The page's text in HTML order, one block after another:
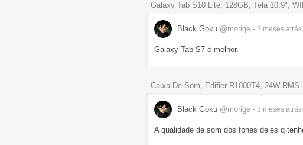
Galaxy Tab S10 Lite, 128GB, Tela 10.9",
Black Goku @morige - 2 meses atrás
Galaxy Tab S7 é melhor.
Caixa De Som, Edifier R1000T4, 24W RMS
Black Goku @morige - 3 meses atrás
A qualidade de som dos fones deles q